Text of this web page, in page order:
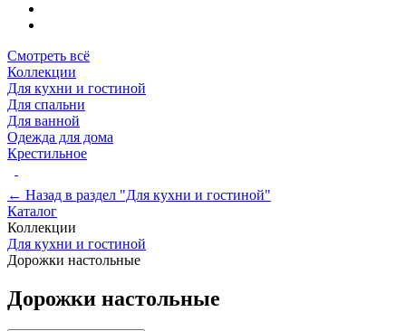
Смотреть всё
Коллекции
Для кухни и гостиной
Для спальни
Для ванной
Одежда для дома
Крестильное
← Назад в раздел "Для кухни и гостиной"
Каталог
Коллекции
Для кухни и гостиной
Дорожки настольные
Дорожки настольные